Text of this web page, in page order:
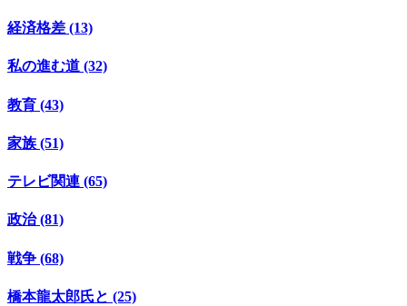
経済格差 (13)
私の進む道 (32)
教育 (43)
家族 (51)
テレビ関連 (65)
政治 (81)
戦争 (68)
橋本龍太郎氏と (25)